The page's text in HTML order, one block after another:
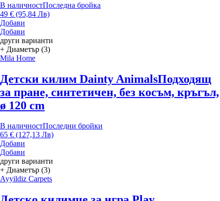
В наличностПоследна бройка
49 € (95,84 Лв)
Добави
Добави
други варианти
+ Диаметър (3)
Mila Home
Детски килим Dainty AnimalsПодходящ
за пране, синтетичен, без косъм, кръгъл,
ø 120 cm
В наличностПоследни бройки
65 € (127,13 Лв)
Добави
Добави
други варианти
+ Диаметър (3)
Ayyildiz Carpets